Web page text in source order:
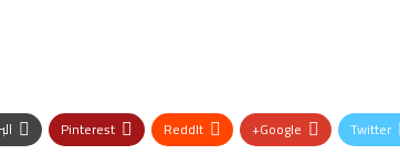
Twitter
Google+
ReddIt
Pinterest